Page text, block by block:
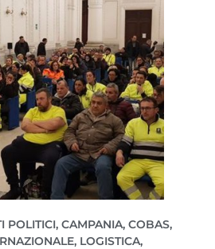
POLITICI, CAMPANIA, COBAS,
, LOGISTICA,